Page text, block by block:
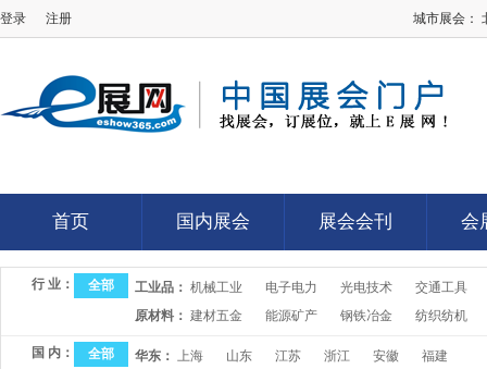
登录 注册 城市展会：
首页
首页
国内展会
国内展会
展会会刊
展会会刊
会
会
行 业： 全部 工业品： 机械工业 电子电力 光电技术
交通工具
原材料： 建材五金 能源矿产 钢铁冶金 纺织纺机
国 内： 全部 华东： 上海 山东 江苏 浙江 安徽 福建